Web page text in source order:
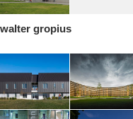
walter gropius